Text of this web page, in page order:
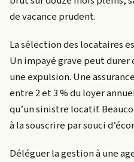
de vacance prudent.
La sélection des locataires
Un impayé grave peut durer
une expulsion. Une
entre 2 et 3 % du loyer
qu’un sinistre locatif.
à la souscrire par souci
Déléguer la gestion à une